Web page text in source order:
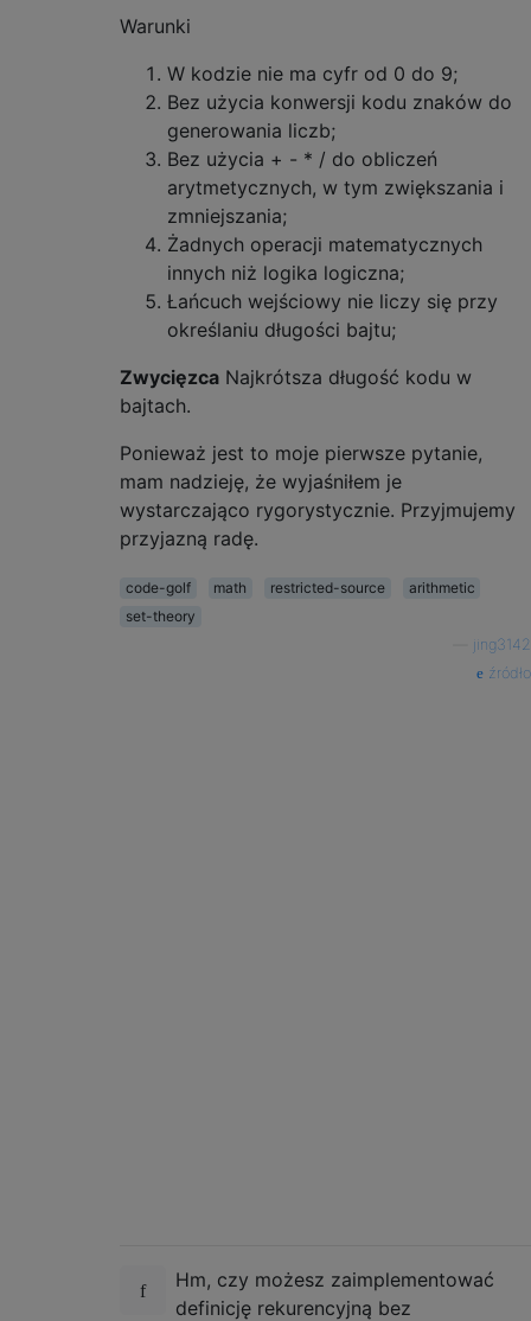
Warunki
W kodzie nie ma cyfr od 0 do 9;
Bez użycia konwersji kodu znaków do
generowania liczb;
Bez użycia + - * / do obliczeń
arytmetycznych, w tym zwiększania i
zmniejszania;
Żadnych operacji matematycznych
innych niż logika logiczna;
Łańcuch wejściowy nie liczy się przy
określaniu długości bajtu;
Zwycięzca Najkrótsza długość kodu w
bajtach.
Ponieważ jest to moje pierwsze pytanie,
mam nadzieję, że wyjaśniłem je
wystarczająco rygorystycznie. Przyjmujemy
przyjazną radę.
code-golf math restricted-source
arithmetic
set-theory
jing3142
źródło
Hm, czy możesz zaimplementować
definicję rekurencyjną bez